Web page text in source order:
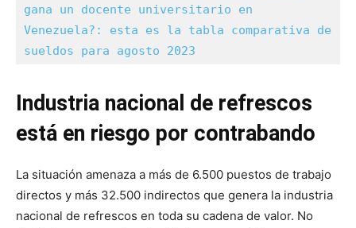
gana un docente universitario en
Venezuela?: esta es la tabla comparativa de
sueldos para agosto 2023
Industria nacional de refrescos
está en riesgo por contrabando
La situación amenaza a más de 6.500 puestos de trabajo
directos y más 32.500 indirectos que genera la industria
nacional de refrescos en toda su cadena de valor. No